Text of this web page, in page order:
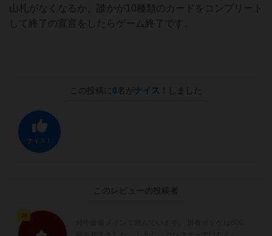
山札がなくなるか、誰かが10種類のカードをコンプリート
して終了の宣言をしたらゲーム終了です。
この投稿に 0名がナイス！ しました
ナイス！
このレビューの投稿者